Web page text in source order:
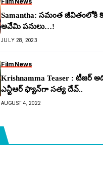
Samantha: స‌మంత జీవితంలోకి
అవేమి ప‌నులు…!
JULY 28, 2023
Film News
Krishnamma Teaser : టీజర్
ఎన్టీఆర్ ఫ్యాన్‌గా సత్య దేవ్..
AUGUST 4, 2022